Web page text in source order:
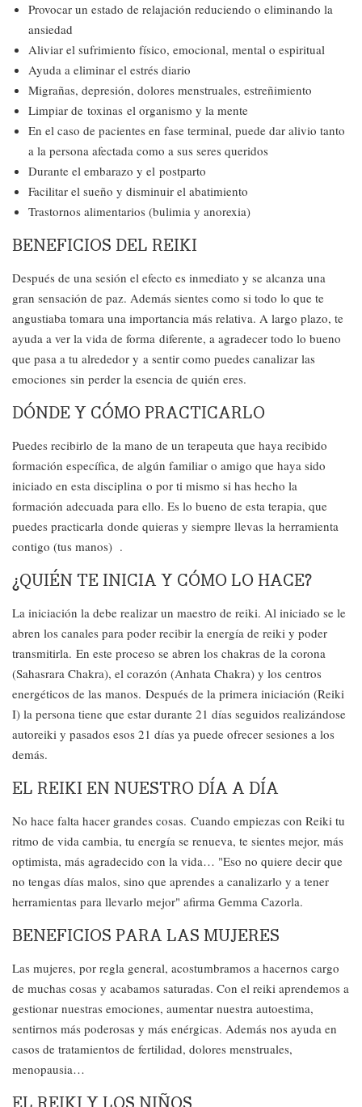
Provocar un estado de relajación reduciendo o eliminando la
ansiedad
Aliviar el sufrimiento físico, emocional, mental o espiritual
Ayuda a eliminar el estrés diario
Migrañas, depresión, dolores menstruales, estreñimiento
Limpiar de toxinas el organismo y la mente
En el caso de pacientes en fase terminal, puede dar alivio tanto
a la persona afectada como a sus seres queridos
Durante el embarazo y el postparto
Facilitar el sueño y disminuir el abatimiento
Trastornos alimentarios (bulimia y anorexia)
BENEFICIOS DEL REIKI
Después de una sesión el efecto es inmediato y se alcanza una
gran sensación de paz. Además sientes como si todo lo que te
angustiaba tomara una importancia más relativa. A largo plazo, te
ayuda a ver la vida de forma diferente, a agradecer todo lo bueno
que pasa a tu alrededor y a sentir como puedes canalizar las
emociones sin perder la esencia de quién eres.
DÓNDE Y CÓMO PRACTICARLO
Puedes recibirlo de la mano de un terapeuta que haya recibido
formación específica, de algún familiar o amigo que haya sido
iniciado en esta disciplina o por ti mismo si has hecho la
formación adecuada para ello. Es lo bueno de esta terapia, que
puedes practicarla donde quieras y siempre llevas la herramienta
contigo (tus manos) .
¿QUIÉN TE INICIA Y CÓMO LO HACE?
La iniciación la debe realizar un maestro de reiki. Al iniciado se le
abren los canales para poder recibir la energía de reiki y poder
transmitirla. En este proceso se abren los chakras de la corona
(Sahasrara Chakra), el corazón (Anhata Chakra) y los centros
energéticos de las manos. Después de la primera iniciación (Reiki
I) la persona tiene que estar durante 21 días seguidos realizándose
autoreiki y pasados esos 21 días ya puede ofrecer sesiones a los
demás.
EL REIKI EN NUESTRO DÍA A DÍA
No hace falta hacer grandes cosas. Cuando empiezas con Reiki tu
ritmo de vida cambia, tu energía se renueva, te sientes mejor, más
optimista, más agradecido con la vida… "Eso no quiere decir que
no tengas días malos, sino que aprendes a canalizarlo y a tener
herramientas para llevarlo mejor" afirma Gemma Cazorla.
BENEFICIOS PARA LAS MUJERES
Las mujeres, por regla general, acostumbramos a hacernos cargo
de muchas cosas y acabamos saturadas. Con el reiki aprendemos a
gestionar nuestras emociones, aumentar nuestra autoestima,
sentirnos más poderosas y más enérgicas. Además nos ayuda en
casos de tratamientos de fertilidad, dolores menstruales,
menopausia…
EL REIKI Y LOS NIÑOS